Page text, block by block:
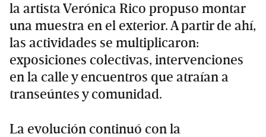
la artista Verónica Rico propuso montar
una muestra en el exterior. A partir de ahí,
las actividades se multiplicaron:
exposiciones colectivas, intervenciones
en la calle y encuentros que atraían a
transeúntes y comunidad.
La evolución continuó con la